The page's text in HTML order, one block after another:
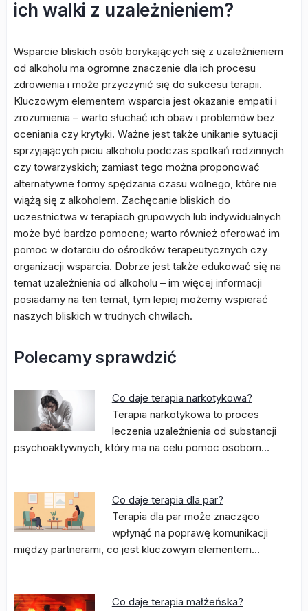
ich walki z uzależnieniem?
Wsparcie bliskich osób borykających się z uzależnieniem
od alkoholu ma ogromne znaczenie dla ich procesu
zdrowienia i może przyczynić się do sukcesu terapii.
Kluczowym elementem wsparcia jest okazanie empatii i
zrozumienia – warto słuchać ich obaw i problemów bez
oceniania czy krytyki. Ważne jest także unikanie sytuacji
sprzyjających piciu alkoholu podczas spotkań rodzinnych
czy towarzyskich; zamiast tego można proponować
alternatywne formy spędzania czasu wolnego, które nie
wiążą się z alkoholem. Zachęcanie bliskich do
uczestnictwa w terapiach grupowych lub indywidualnych
może być bardzo pomocne; warto również oferować im
pomoc w dotarciu do ośrodków terapeutycznych czy
organizacji wsparcia. Dobrze jest także edukować się na
temat uzależnienia od alkoholu – im więcej informacji
posiadamy na ten temat, tym lepiej możemy wspierać
naszych bliskich w trudnych chwilach.
Polecamy sprawdzić
Co daje terapia narkotykowa?
Terapia narkotykowa to proces
leczenia uzależnienia od substancji
psychoaktywnych, który ma na celu pomoc osobom…
Co daje terapia dla par?
Terapia dla par może znacząco
wpłynąć na poprawę komunikacji
między partnerami, co jest kluczowym elementem…
Co daje terapia małżeńska?